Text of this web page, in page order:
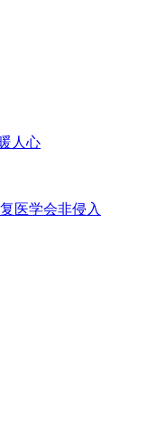
人心
医学会非侵入